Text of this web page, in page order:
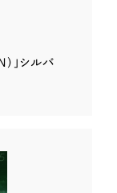
」 シルバ